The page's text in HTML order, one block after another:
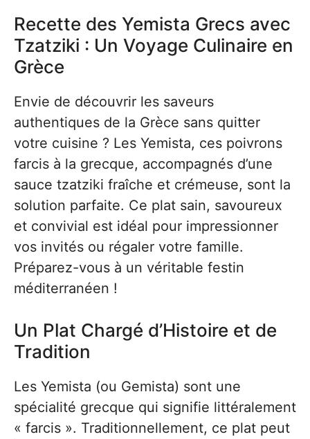
Recette des Yemista Grecs avec
Tzatziki : Un Voyage Culinaire en
Grèce
Envie de découvrir les saveurs
authentiques de la Grèce sans quitter
votre cuisine ? Les Yemista, ces poivrons
farcis à la grecque, accompagnés d’une
sauce tzatziki fraîche et crémeuse, sont la
solution parfaite. Ce plat sain, savoureux
et convivial est idéal pour impressionner
vos invités ou régaler votre famille.
Préparez-vous à un véritable festin
méditerranéen !
Un Plat Chargé d’Histoire et de
Tradition
Les Yemista (ou Gemista) sont une
spécialité grecque qui signifie littéralement
« farcis ». Traditionnellement, ce plat peut